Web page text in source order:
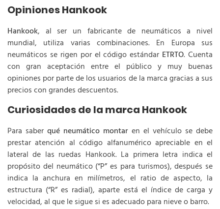
Opiniones Hankook
Hankook, al ser un fabricante de neumáticos a nivel
mundial, utiliza varias combinaciones. En Europa sus
neumáticos se rigen por el código estándar ETRTO. Cuenta
con gran aceptación entre el público y muy buenas
opiniones por parte de los usuarios de la marca gracias a sus
precios con grandes descuentos.
Curiosidades de la marca Hankook
Para saberqué neumático montaren el vehículo se debe
prestar atención al código alfanumérico apreciable en el
lateral de las ruedas Hankook. La primera letra indica el
propósito del neumático (“P” es para turismos), después se
indica la anchura en milímetros, el ratio de aspecto, la
estructura (“R” es radial), aparte está el índice de carga y
velocidad, al que le sigue si es adecuado para nieve o barro.